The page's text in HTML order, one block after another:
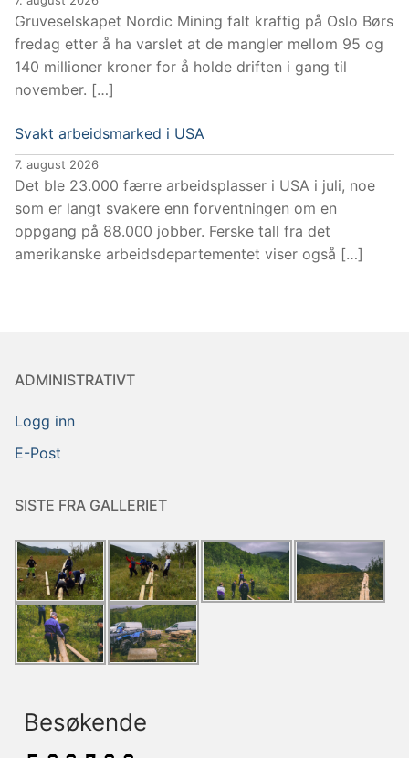
Gruveselskapet Nordic Mining falt kraftig på Oslo Børs
fredag etter å ha varslet at de mangler mellom 95 og
140 millioner kroner for å holde driften i gang til
november. […]
Svakt arbeidsmarked i USA
7. august 2026
Det ble 23.000 færre arbeidsplasser i USA i juli, noe
som er langt svakere enn forventningen om en
oppgang på 88.000 jobber. Ferske tall fra det
amerikanske arbeidsdepartementet viser også […]
ADMINISTRATIVT
Logg inn
E-Post
SISTE FRA GALLERIET
Besøkende